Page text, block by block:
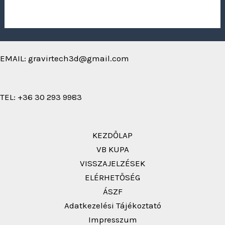
EMAIL: gravirtech3d@gmail.com
TEL: +36 30 293 9983
KEZDŐLAP
VB KUPA
VISSZAJELZÉSEK
ELÉRHETŐSÉG
ÁSZF
Adatkezelési Tájékoztató
Impresszum